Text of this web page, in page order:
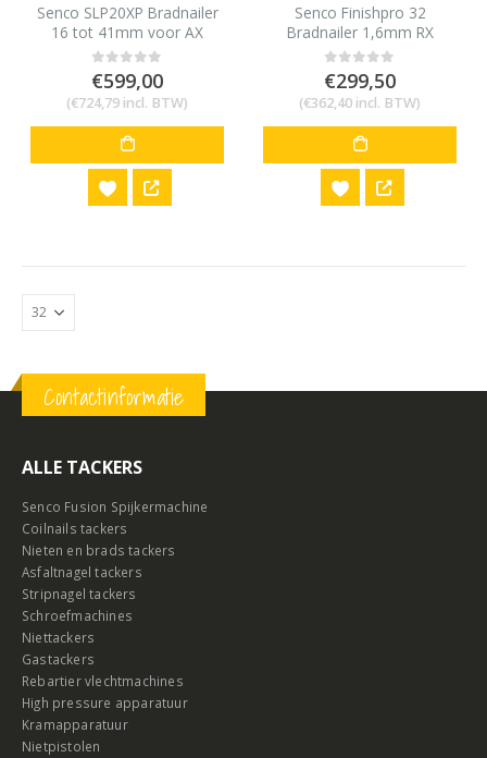
Senco SLP20XP Bradnailer
16 tot 41mm voor AX
minibrads 18 gauge
0out of 5
€599,00
(€724,79 incl. BTW)
Senco Finishpro 32
Bradnailer 1,6mm RX
afwerkspijker
0out of 5
€299,50
(€362,40 incl. BTW)
Contactinformatie
ALLE TACKERS
Senco Fusion Spijkermachine
Coilnails tackers
Nieten en brads tackers
Asfaltnagel tackers
Stripnagel tackers
Schroefmachines
Niettackers
Gastackers
Rebartier vlechtmachines
High pressure apparatuur
Kramapparatuur
Nietpistolen